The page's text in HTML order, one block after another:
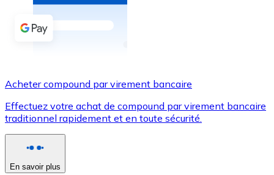
Acheter avec espèces
Virement SEPA
Utilisez les cartes Visa et Mastercard pour acheter
Acheter avec carte
Acheter compound par virement bancaire
Effectuez votre achat de compound par virement bancaire
traditionnel rapidement et en toute sécurité.
En savoir plus